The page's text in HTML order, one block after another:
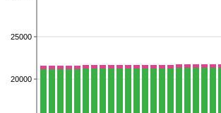
20000
25000